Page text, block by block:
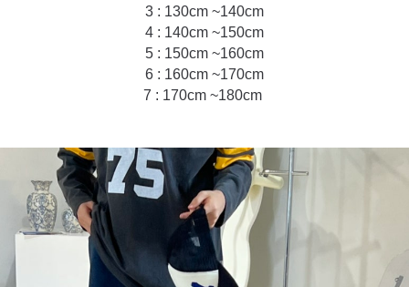
3 : 130cm ~140cm
4 : 140cm ~150cm
5 : 150cm ~160cm
6 : 160cm ~170cm
7 : 170cm ~180cm